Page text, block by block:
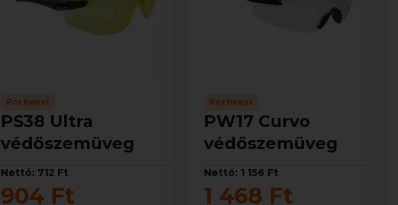
Portwest
PS38 Ultra
védőszemüveg
Nettó: 712 Ft
904 Ft
Portwest
PW17 Curvo
védőszemüveg
Nettó: 1 156 Ft
1 468 Ft